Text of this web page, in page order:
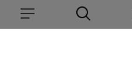
Sklep internetowy Shoper.pl